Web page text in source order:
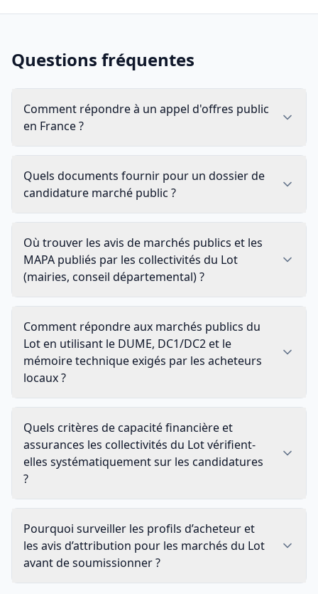
Questions fréquentes
Comment répondre à un appel d'offres public
en France ?
Quels documents fournir pour un dossier de
candidature marché public ?
Où trouver les avis de marchés publics et les
MAPA publiés par les collectivités du Lot
(mairies, conseil départemental) ?
Comment répondre aux marchés publics du
Lot en utilisant le DUME, DC1/DC2 et le
mémoire technique exigés par les acheteurs
locaux ?
Quels critères de capacité financière et
assurances les collectivités du Lot vérifient-
elles systématiquement sur les candidatures
?
Pourquoi surveiller les profils d’acheteur et
les avis d’attribution pour les marchés du Lot
avant de soumissionner ?